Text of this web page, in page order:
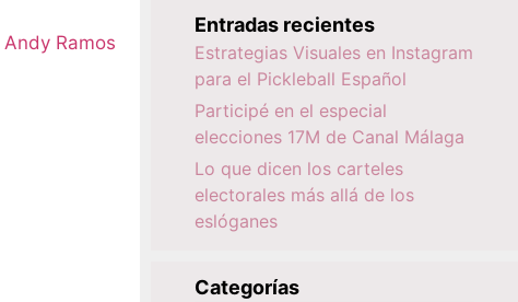
Andy Ramos
Entradas recientes
Estrategias Visuales en Instagram
para el Pickleball Español
Participé en el especial
elecciones 17M de Canal Málaga
Lo que dicen los carteles
electorales más allá de los
eslóganes
Categorías